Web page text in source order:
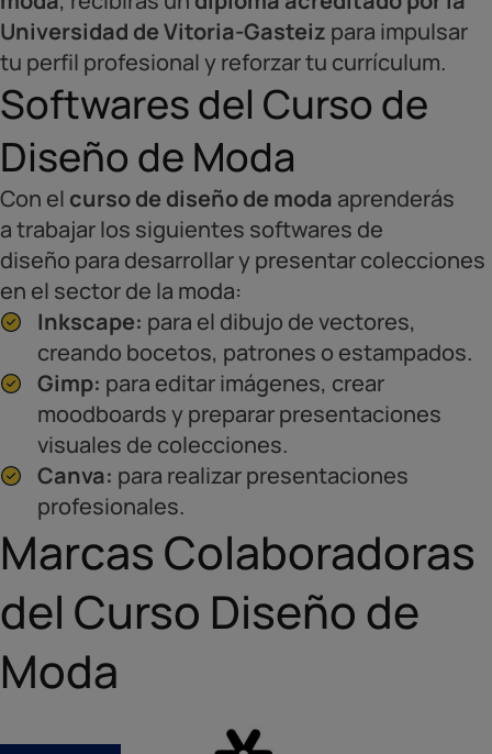
Universidad de Vitoria-Gasteiz para impulsar
tu perfil profesional y reforzar tu currículum.
Softwares del Curso de
Diseño de Moda
Con el curso de diseño de moda aprenderás
a trabajar los siguientes softwares de
diseño para desarrollar y presentar colecciones
en el sector de la moda:
Inkscape: para el dibujo de vectores,
creando bocetos, patrones o estampados.
Gimp: para editar imágenes, crear
moodboards y preparar presentaciones
visuales de colecciones.
Canva: para realizar presentaciones
profesionales.
Marcas Colaboradoras
del Curso Diseño de
Moda